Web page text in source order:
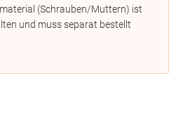
(Schrauben/Muttern) ist
und muss separat bestellt